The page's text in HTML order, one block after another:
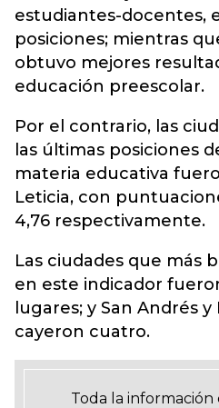
estudiantes-docentes,
posiciones; mientras
obtuvo mejores
educación preescolar.
Por el contrario, las
las últimas posiciones
materia educativa
Leticia, con
4,76 respectivamente.
Las ciudades que más
en este indicador
lugares; y San Andrés
cayeron cuatro.
Toda la